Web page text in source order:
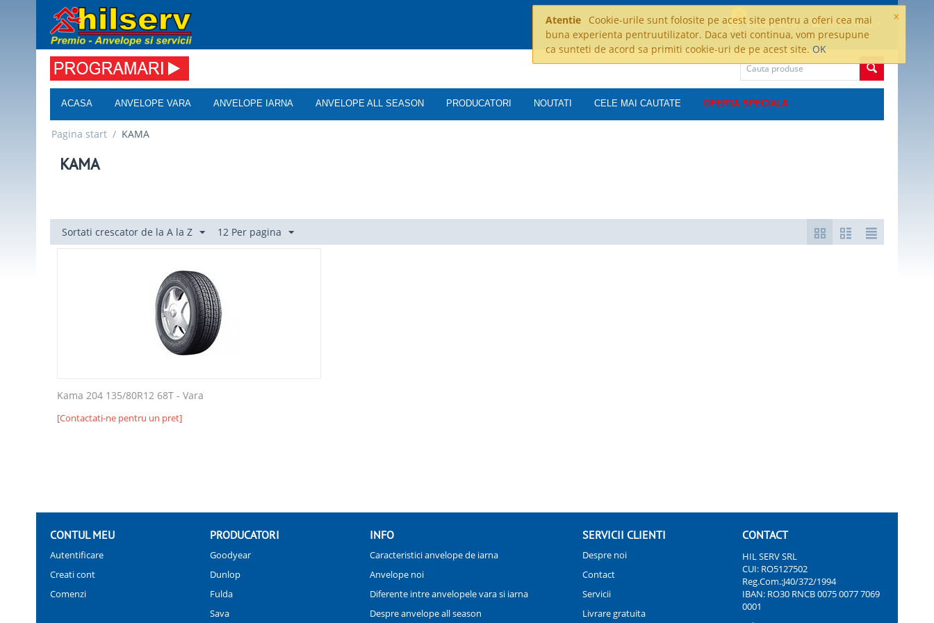
×
Atentie
Cookie-urile sunt folosite pe acest site pentru a oferi cea mai
buna experienta pentruutilizator. Daca veti continua, vom presupune
ca sunteti de acord sa primiti cookie-uri de pe acest site.OK
Contul meu
COSUL MEU
ACASA ANVELOPE VARA ANVELOPE IARNA ANVELOPE ALL SEASON PRODUCATORI NOUTATI CELE MAI CAUTATE OFERTA SPECIALA
Pagina start / KAMA
KAMA
Sortati crescator de la A la Z 12 Per pagina
Kama 204 135/80R12 68T - Vara
[Contactati-ne pentru un pret]
CONTUL MEU
Autentificare
Creati cont
Comenzi
PRODUCATORI
Goodyear
Dunlop
Fulda
Sava
INFO
Caracteristici anvelope de iarna
Anvelope noi
Diferente intre anvelopele vara si iarna
Despre anvelope all season
SERVICII CLIENTI
Despre noi
Contact
Servicii
Livrare gratuita
CONTACT
HIL SERV SRL
CUI: RO5127502
Reg.Com.:J40/372/1994
IBAN: RO30 RNCB 0075 0077 7069
0001